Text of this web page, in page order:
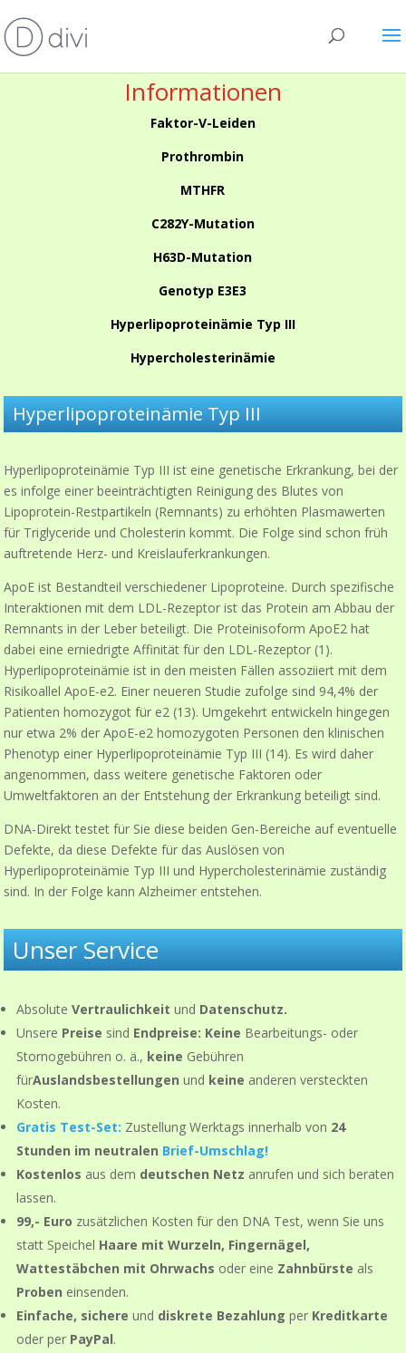
Informationen
Faktor-V-Leiden
Prothrombin
MTHFR
C282Y-Mutation
H63D-Mutation
Genotyp E3E3
Hyperlipoproteinämie Typ III
Hypercholesterinämie
Hyperlipoproteinämie Typ III
Hyperlipoproteinämie Typ III ist eine genetische Erkrankung, bei der
es infolge einer beeinträchtigten Reinigung des Blutes von
Lipoprotein-Restpartikeln (Remnants) zu erhöhten Plasmawerten
für Triglyceride und Cholesterin kommt. Die Folge sind schon früh
auftretende Herz- und Kreislauferkrankungen.
ApoE ist Bestandteil verschiedener Lipoproteine. Durch spezifische
Interaktionen mit dem LDL-Rezeptor ist das Protein am Abbau der
Remnants in der Leber beteiligt. Die Proteinisoform ApoE2 hat
dabei eine erniedrigte Affinität für den LDL-Rezeptor (1).
Hyperlipoproteinämie ist in den meisten Fällen assoziiert mit dem
Risikoallel ApoE-e2. Einer neueren Studie zufolge sind 94,4% der
Patienten homozygot für e2 (13). Umgekehrt entwickeln hingegen
nur etwa 2% der ApoE-e2 homozygoten Personen den klinischen
Phenotyp einer Hyperlipoproteinämie Typ III (14). Es wird daher
angenommen, dass weitere genetische Faktoren oder
Umweltfaktoren an der Entstehung der Erkrankung beteiligt sind.
DNA-Direkt testet für Sie diese beiden Gen-Bereiche auf eventuelle
Defekte, da diese Defekte für das Auslösen von
Hyperlipoproteinämie Typ III und Hypercholesterinämie zuständig
sind. In der Folge kann Alzheimer entstehen.
Unser Service
AbsoluteVertraulichkeit und Datenschutz.
Unsere Preise sind Endpreise: Keine Bearbeitungs- oder
Stornogebühren o. ä., keine Gebühren
fürAuslandsbestellungen und keine anderen versteckten
Kosten.
Gratis Test-Set: Zustellung Werktags innerhalb von 24
Stunden im neutralen Brief-Umschlag!
Kostenlos aus dem deutschen Netz anrufen und sich beraten
lassen.
99,- Euro zusätzlichen Kosten für den DNA Test, wenn Sie uns
statt Speichel Haare mit Wurzeln, Fingernägel,
Wattestäbchen mit Ohrwachs oder eine Zahnbürste als
Proben einsenden.
Einfache, sichere und diskrete Bezahlungper Kreditkarte
oder per PayPal.